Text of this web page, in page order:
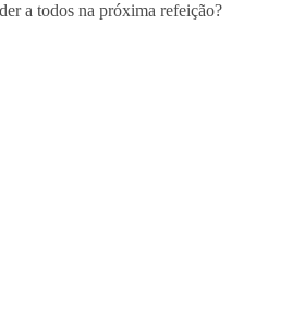
a todos na próxima refeição?